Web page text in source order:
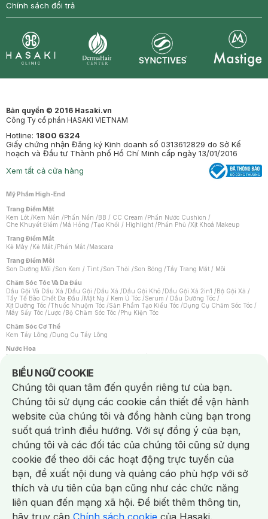
NowFree 2H Giao Nhanh Miễn Phí 2H Xem chi tiết
Chính sách đổi trả
Bản quyền © 2016 Hasaki.vn
Công Ty cổ phần HASAKI VIETNAM
Hotline: 1800 6324
Giấy chứng nhận Đăng ký Kinh doanh số 0313612829 do Sở Kế
hoạch và Đầu tư Thành phố Hồ Chí Minh cấp ngày 13/01/2016
Xem tất cả cửa hàng
Mỹ Phẩm High-End
Trang Điểm Mặt
Kem Lót /Kem Nền /Phấn Nền /BB / CC Cream /Phấn Nước Cushion /
Che Khuyết Điểm /Má Hồng /Tạo Khối / Highlight /Phấn Phủ /Xịt Khoá Makeup
Trang Điểm Mắt
Kẻ Mày /Kẻ Mắt /Phấn Mắt /Mascara
Trang Điểm Môi
Son Dưỡng Môi /Son Kem / Tint /Son Thỏi /Son Bóng /Tẩy Trang Mắt / Môi
Chăm Sóc Tóc Và Da Đầu
Dầu Gội Và Dầu Xả /Dầu Gội /Dầu Xả /Dầu Gội Khô /Dầu Gội Xả 2in1 /Bộ Gội Xả /
Tẩy Tế Bào Chết Da Đầu /Mặt Nạ / Kem Ủ Tóc /Serum / Dầu Dưỡng Tóc /
Xịt Dưỡng Tóc /Thuốc Nhuộm Tóc /Sản Phẩm Tạo Kiểu Tóc /Dụng Cụ Chăm Sóc Tóc /
Máy Sấy Tóc /Lược /Bộ Chăm Sóc Tóc /Phụ Kiện Tóc
Chăm Sóc Cơ Thể
Kem Tẩy Lông /Dụng Cụ Tẩy Lông
Nước Hoa
Nước Hoa Nữ
Chăm Sóc Cá Nhân
Chống Muỗi /Khẩu Trang /Máy Massage/Mặt Nạ Xông Hơi /Nước Rửa Tay/
Sản Phẩm Chăm Sóc Khác /Bàn Chải Đánh Răng /Bàn Chải Điện/
Hỗ Trợ Trắng Răng/Kem Đánh Răng /Máy Tăm Nước/ Nước Súc Miệng/
Tăm / Chỉ Nha Khoa/ Xịt Thơm Miệng / Dung Dịch Vệ Sinh/Dưỡng Vùng Kín/
Khăn Ướt Vệ Sinh Vùng Kín/Băng Vệ Sinh/Tampon/Bọt Cạo Râu /Dao Cạo Râu/
Máy Cạo Râu
Vấn Đề Về Da
Da Dầu / Lỗ Chân Lông To/ Da Khô / Mất Nước/ Da Lão Hóa/ Da Mụn/
Da Nhạy Cảm / Kích Ứng
Da Xỉn Màu Thâm / Nám / Tàn Nhang
Quầng Thâm & Bọng Mắt /Sẹo /Viêm Da Cơ Địa
Dụng Cụ / Phụ Kiện Chăm Sóc Da
Bông Tẩy Trang
Khăn Lau Mặt Khô Dụng Cụ / Máy Rửa Mặt Máy Chăm Sóc Da
Dụng Cụ Chăm Sóc Khác
BIỂU NGỮ COOKIE
Notice about cookies usage
Chúng tôi quan tâm đến quyền riêng tư của bạn.
Chúng tôi sử dụng các cookie cần thiết để vận hành
website của chúng tôi và đồng hành cùng bạn trong
suốt quá trình điều hướng. Với sự đồng ý của bạn,
chúng tôi và các đối tác của chúng tôi cũng sử dụng
cookie để theo dõi các hoạt động trực tuyến của
bạn, đề xuất nội dung và quảng cáo phù hợp với sở
thích và ưu tiên của bạn cũng như các chức năng
liên quan đến mạng xã hội. Để biết thêm thông tin,
hãy truy cập Chính sách cookie của Hasaki.